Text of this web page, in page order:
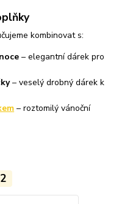
kombinovat s:
– elegantní dárek pro
– veselý drobný dárek k
– roztomilý vánoční
2